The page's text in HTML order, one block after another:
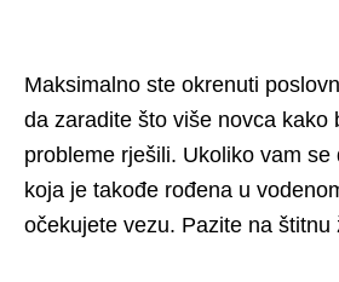
Maksimalno ste okrenuti
da zaradite što više novca kako
probleme rješili. Ukoliko vam se
koja je takođe rođena u
očekujete vezu. Pazite na štitnu